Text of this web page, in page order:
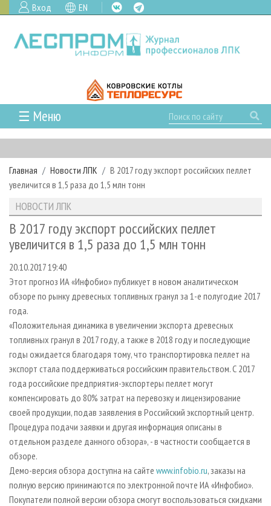
Вход EN
☰ Меню
ГЛАВНАЯ
РУБРИКИ И ТЕМЫ
РУБРИКИ ЖУРНАЛА
ЛЕСОЗАГОТОВКА
ЛЕСОПИЛЕНИЕ
СУШКА ДРЕВЕСИНЫ
ПРОИЗВОДСТВО ДРЕВЕСНЫХ ПЛИТ
ПРОИЗВОДСТВО МЕБЕЛИ
БИОЭНЕРГЕТИКА
ЦБП
ИНСТРУМЕНТ И МАТЕРИАЛЫ
НОВОСТИ
НОВОСТИ ЛПК
НОВОСТИ ЖУРНАЛА
ПРОЕКТЫ ЛПИ
АНАЛИТИКА
ПРЕДПРИЯТИЯ ЛПК
ПЕРСОНЫ
МОБИЛЬНЫЕ ВЫСТАВКИ
ПРИОРИТЕТНЫЕ ИНВЕСТПРОЕКТЫ
RUSSIAN FORESTRY REVIEW
ГАЗЕТА ЛЕСПРОМФОРУМ
БИБЛИОТЕКА СПЕЦИАЛИСТА
АРХИВ
АРХИВ ЖУРНАЛОВ
О ЖУРНАЛЕ
ПОДПИСКА
КОНТАКТЫ
РЕКЛАМОДАТЕЛЯМ
РЕКЛАМА
РЕКЛАМА НА САЙТЕ
Главная Новости ЛПК
В 2017 году экспорт российских пеллет
увеличится в 1,5 раза до 1,5 млн тонн
НОВОСТИ ЛПК
В 2017 году экспорт российских пеллет
увеличится в 1,5 раза до 1,5 млн тонн
20.10.2017 19:40
Этот прогноз ИА «Инфобио» публикует в новом аналитическом
обзоре по рынку древесных топливных гранул за 1-е полугодие 2017
года.
«Положительная динамика в увеличении экспорта древесных
топливных гранул в 2017 году, а также в 2018 году и последующие
годы ожидается благодаря тому, что транспортировка пеллет на
экспорт стала поддерживаться российским правительством. С 2017
года российские предприятия-экспортеры пеллет могут
компенсировать до 80% затрат на перевозку и лицензирование
своей продукции, подав заявления в Российский экспортный центр.
Процедура подачи заявки и другая информация описаны в
отдельном разделе данного обзора», - в частности сообщается в
обзоре.
Демо-версия обзора доступна на сайте www.infobio.ru, заказы на
полную версию принимаются по электронной почте ИА «Инфобио».
Покупатели полной версии обзора смогут воспользоваться скидками